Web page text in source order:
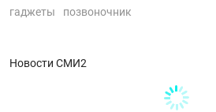
гаджеты позвоночник
Новости СМИ2